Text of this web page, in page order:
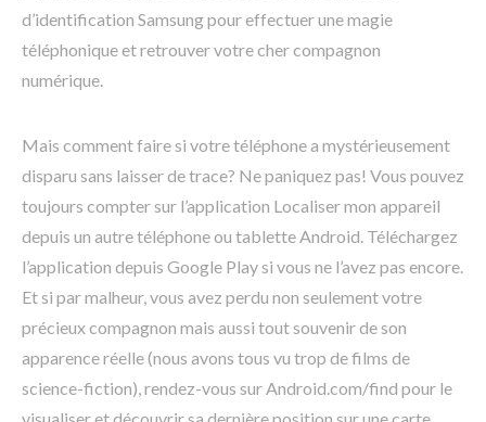
d’identification Samsung pour effectuer une magie
téléphonique et retrouver votre cher compagnon
numérique.
Mais comment faire si votre téléphone a mystérieusement
disparu sans laisser de trace? Ne paniquez pas! Vous pouvez
toujours compter sur l’application Localiser mon appareil
depuis un autre téléphone ou tablette Android. Téléchargez
l’application depuis Google Play si vous ne l’avez pas encore.
Et si par malheur, vous avez perdu non seulement votre
précieux compagnon mais aussi tout souvenir de son
apparence réelle (nous avons tous vu trop de films de
science-fiction), rendez-vous sur Android.com/find pour le